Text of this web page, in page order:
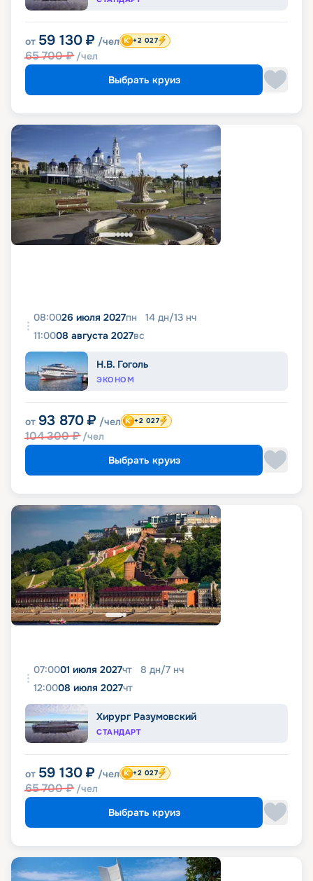
от 59 130 ₽ /чел
65 700₽ /чел
+2 027
Выбрать круиз
08:0026 июля 2027пн 14 дн/13 нч
11:0008 августа 2027вс
Н.В. Гоголь
ЭКОНОМ
от 93 870 ₽ /чел
104 300₽ /чел
+2 027
Выбрать круиз
07:0001 июля 2027чт 8 дн/7 нч
12:0008 июля 2027чт
Хирург Разумовский
СТАНДАРТ
от 59 130 ₽ /чел
65 700₽ /чел
+2 027
Выбрать круиз